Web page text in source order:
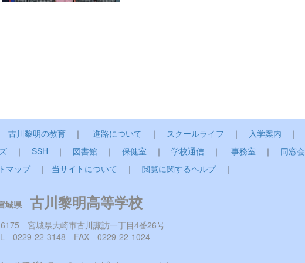
古川黎明の教育 ｜ 進路について ｜ スクールライフ ｜ 入学案内 ｜
｜ SSH ｜ 図書館 ｜ 保健室 ｜ 学校通信 ｜ 事務室 ｜ 同窓会
マップ｜ 当サイトについて ｜ 閲覧に関するヘルプ｜
城県 古川黎明高等学校
宮城県大崎市古川諏訪一丁目4番26号
0229-22-3148 FAX 0229-22-1024